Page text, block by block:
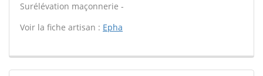
Surélévation maçonnerie -
Voir la fiche artisan : Epha